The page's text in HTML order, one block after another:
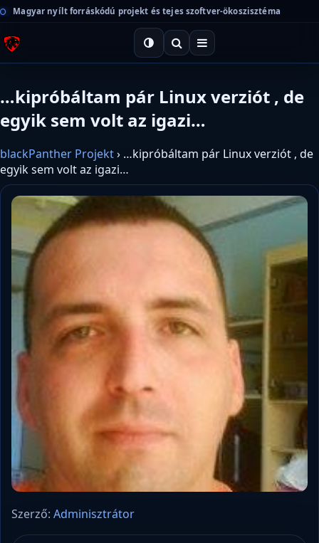
Magyar nyílt forráskódú projekt és tejes szoftver-ökoszisztéma
…kipróbáltam pár Linux verziót , de
egyik sem volt az igazi…
blackPanther Projekt› …kipróbáltam pár Linux verziót , de
egyik sem volt az igazi…
Szerző: Adminisztrátor